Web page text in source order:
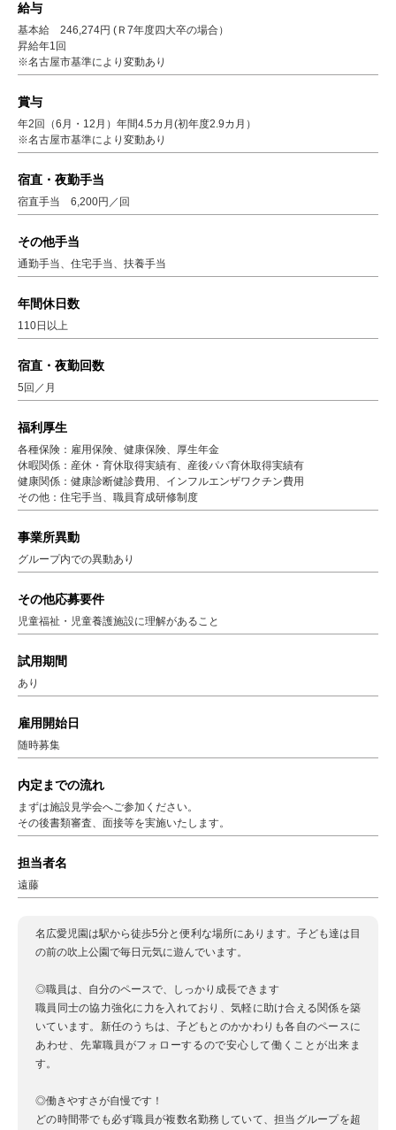
給与
基本給 246,274円 (Ｒ7年度四大卒の場合）
昇給年1回
※名古屋市基準により変動あり
賞与
年2回（6月・12月）年間4.5カ月(初年度2.9カ月）
※名古屋市基準により変動あり
宿直・夜勤手当
宿直手当 6,200円／回
その他手当
通勤手当、住宅手当、扶養手当
年間休日数
110日以上
宿直・夜勤回数
5回／月
福利厚生
各種保険：雇用保険、健康保険、厚生年金
休暇関係：産休・育休取得実績有、産後パパ育休取得実績有
健康関係：健康診断健診費用、インフルエンザワクチン費用
その他：住宅手当、職員育成研修制度
事業所異動
グループ内での異動あり
その他応募要件
児童福祉・児童養護施設に理解があること
試用期間
あり
雇用開始日
随時募集
内定までの流れ
まずは施設見学会へご参加ください。
その後書類審査、面接等を実施いたします。
担当者名
遠藤
名広愛児園は駅から徒歩5分と便利な場所にあります。子ども達は目
の前の吹上公園で毎日元気に遊んでいます。
◎職員は、自分のペースで、しっかり成長できます
職員同士の協力強化に力を入れており、気軽に助け合える関係を築
いています。新任のうちは、子どもとのかかわりも各自のペースに
あわせ、先輩職員がフォローするので安心して働くことが出来ま
す。
◎働きやすさが自慢です！
どの時間帯でも必ず職員が複数名勤務していて、担当グループを超